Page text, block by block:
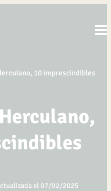
10 imprescindibles
el 07/02/2025